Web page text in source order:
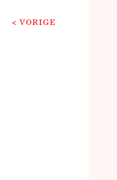
< VORIGE